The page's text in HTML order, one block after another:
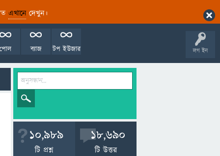
এখানেদেখুন।
লগ ইন
টপ ইউজার
ব্যাজ
পোল
10,989
টি প্রশ্ন
18,690
টি উত্তর